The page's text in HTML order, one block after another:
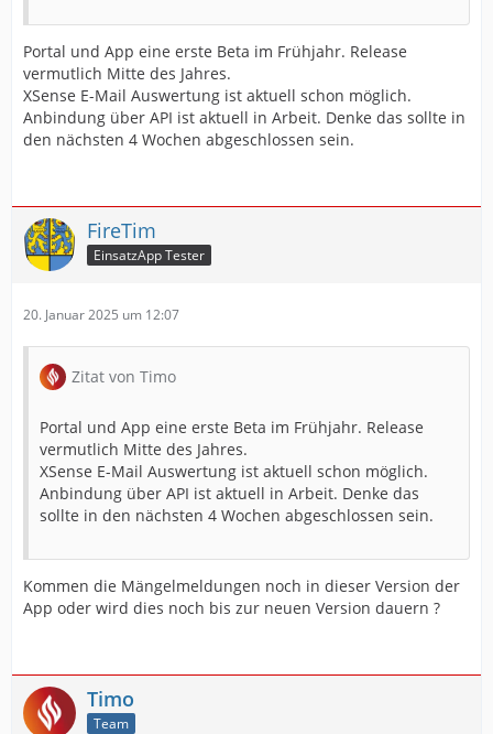
Portal und App eine erste Beta im Frühjahr. Release
vermutlich Mitte des Jahres.
XSense E-Mail Auswertung ist aktuell schon möglich.
Anbindung über API ist aktuell in Arbeit. Denke das sollte in
den nächsten 4 Wochen abgeschlossen sein.
FireTim
EinsatzApp Tester
20. Januar 2025 um 12:07
Zitat von Timo
Portal und App eine erste Beta im Frühjahr. Release
vermutlich Mitte des Jahres.
XSense E-Mail Auswertung ist aktuell schon möglich.
Anbindung über API ist aktuell in Arbeit. Denke das
sollte in den nächsten 4 Wochen abgeschlossen sein.
Kommen die Mängelmeldungen noch in dieser Version der
App oder wird dies noch bis zur neuen Version dauern ?
Timo
Team